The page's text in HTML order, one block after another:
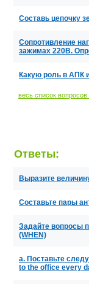
Составь цепочку
Сопротивление
зажимах 220В.
Какую роль в АПК
весь список вопросов
Ответы:
Выразите
Составьте пары
Задайте вопросы
(WHEN)
a. Поставьте
to the office every